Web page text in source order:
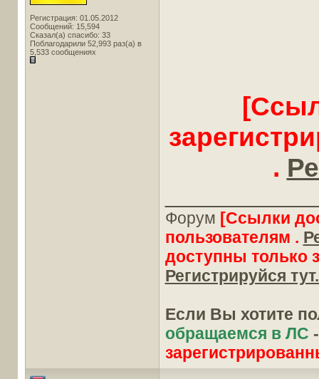
Регистрация: 01.05.2012
Сообщений: 15,594
Сказал(а) спасибо: 33
Поблагодарили 52,993 раз(а) в
5,533 сообщениях
.
Форум [Ссылки
пользователям .
доступны только
Регистрируйся
Если Вы хотите
обращаемся в ЛС